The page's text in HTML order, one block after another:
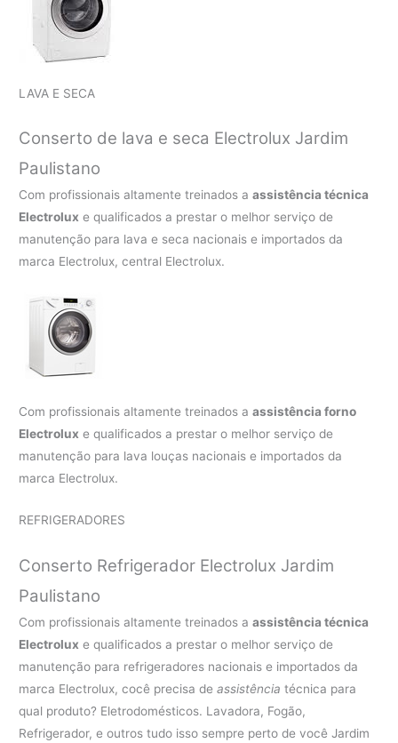
LAVA E SECA
Conserto de lava e seca Electrolux Jardim
Paulistano
Com profissionais altamente treinados aassistência técnica
Electrolux e qualificados a prestar o melhor serviço de
manutenção para lava e seca nacionais e importados da
marca Electrolux, central Electrolux.
Com profissionais altamente treinados aassistência forno
Electrolux e qualificados a prestar o melhor serviço de
manutenção para lava louças nacionais e importados da
marca Electrolux.
REFRIGERADORES
Conserto Refrigerador Electrolux Jardim
Paulistano
Com profissionais altamente treinados aassistência técnica
Electrolux e qualificados a prestar o melhor serviço de
manutenção para refrigeradores nacionais e importados da
marca Electrolux, cocê precisa deassistência técnica para
qual produto? Eletrodomésticos. Lavadora, Fogão,
Refrigerador, e outros tudo isso sempre perto de você Jardim